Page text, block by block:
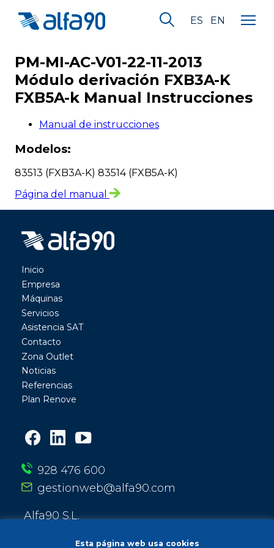
ES EN
PM-MI-AC-V01-22-11-2013
Módulo derivación FXB3A-K
FXB5A-k Manual Instrucciones
Manual de instrucciones
Modelos:
83513 (FXB3A-K) 83514 (FXB5A-K)
Página del manual
Inicio
Empresa
Máquinas
Servicios
Asistencia SAT
Contacto
Zona Outlet
Noticias
Referencias
Plan Renove
928 476 600
gestionweb@alfa90.com
Alfa90 S.L.
35010 Las Palmas de Gran Canaria
Esta página web usa cookies